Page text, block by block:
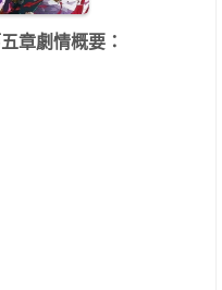
章劇情概要：